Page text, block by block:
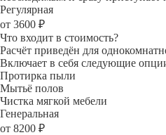
Регулярная
от 3600 ₽
Что входит в стоимость?
Расчёт приведён для
Включает в себя следующие
Протирка пыли
Мытьё полов
Чистка мягкой мебели
Генеральная
от 8200 ₽